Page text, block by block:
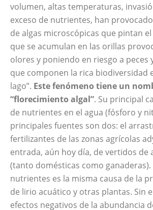
volumen, altas temperaturas,
exceso de nutrientes, han
de algas microscópicas que pintan
que se acumulan en las orillas
olores y poniendo en riesgo a peces
que componen la rica biodiversidad
lago”. Este fenómeno tiene un
“florecimiento algal”. Su principal
de nutrientes en el agua (fósforo y
principales fuentes son dos: el
fertilizantes de las zonas agrícolas
entrada, aún hoy día, de vertidos de
(tanto domésticas como ganaderas).
nutrientes es la misma causa de la
de lirio acuático y otras plantas. Sin
efectos negativos de la abundancia